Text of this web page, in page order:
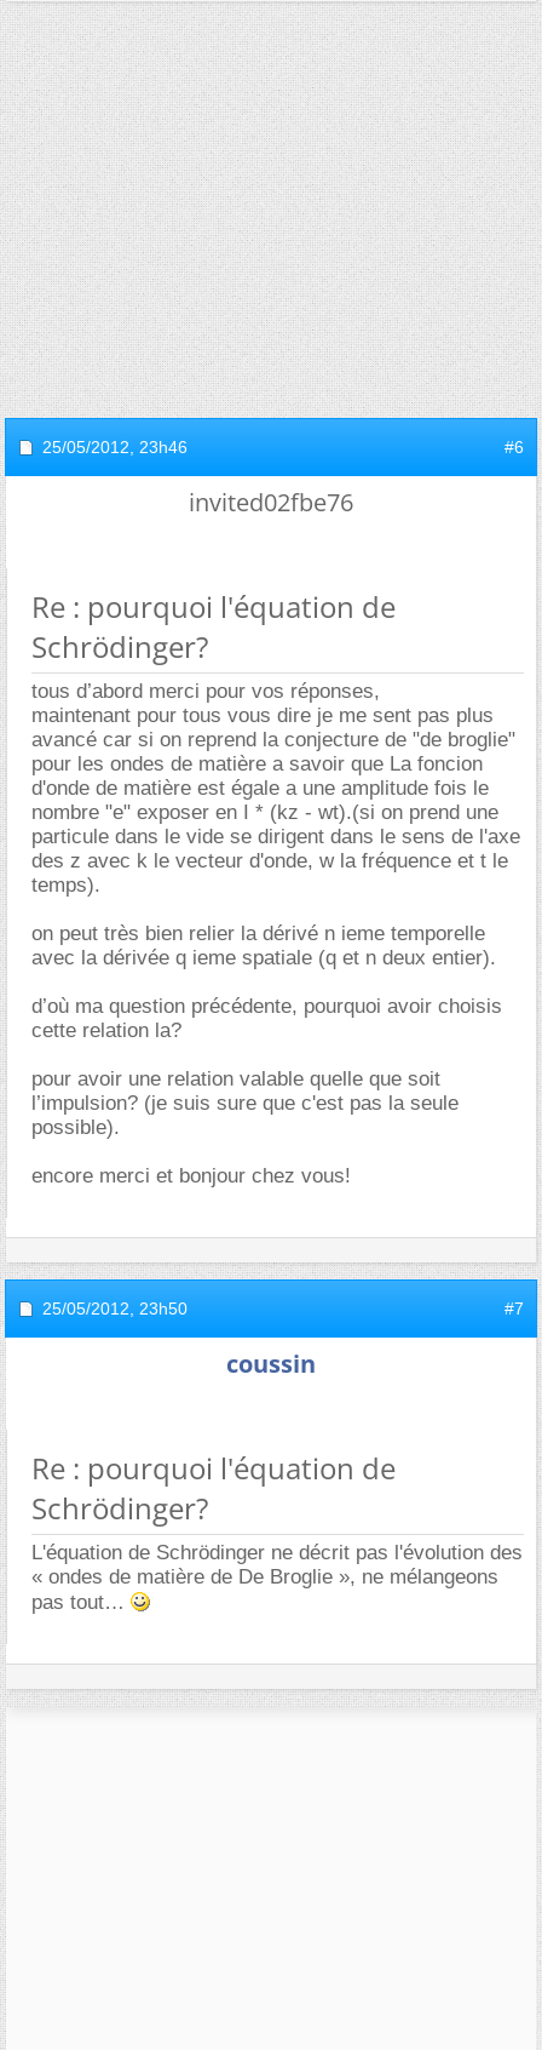
25/05/2012, 23h46 #6
invited02fbe76
Re : pourquoi l'équation de
Schrödinger?
tous d’abord merci pour vos réponses,
maintenant pour tous vous dire je me sent pas plus
avancé car si on reprend la conjecture de "de broglie"
pour les ondes de matière a savoir que La foncion
d'onde de matière est égale a une amplitude fois le
nombre "e" exposer en I * (kz - wt).(si on prend une
particule dans le vide se dirigent dans le sens de l'axe
des z avec k le vecteur d'onde, w la fréquence et t le
temps).
on peut très bien relier la dérivé n ieme temporelle
avec la dérivée q ieme spatiale (q et n deux entier).
d’où ma question précédente, pourquoi avoir choisis
cette relation la?
pour avoir une relation valable quelle que soit
l’impulsion? (je suis sure que c'est pas la seule
possible).
encore merci et bonjour chez vous!
25/05/2012, 23h50 #7
coussin
Re : pourquoi l'équation de
Schrödinger?
L'équation de Schrödinger ne décrit pas l'évolution des
« ondes de matière de De Broglie », ne mélangeons
pas tout